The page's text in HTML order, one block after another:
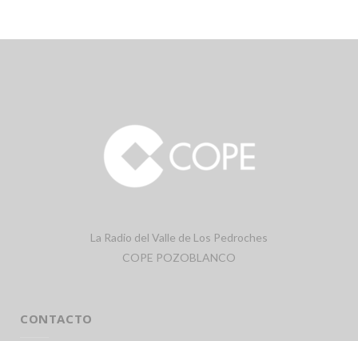
La Radio del Valle de Los Pedroches
COPE POZOBLANCO
CONTACTO